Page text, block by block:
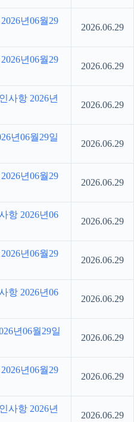
년06월29
2026.06.29
년06월29
2026.06.29
사항 2026년
2026.06.29
년06월29일
2026.06.29
년06월29
2026.06.29
항 2026년06
2026.06.29
년06월29
2026.06.29
항 2026년06
2026.06.29
년06월29일
2026.06.29
년06월29
2026.06.29
사항 2026년
2026.06.29